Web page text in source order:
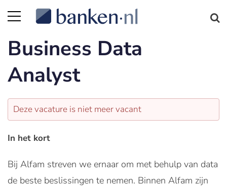
Business Data
Analyst
Deze vacature is niet meer vacant
In het kort
Bij Alfam streven we ernaar om met behulp van data
de beste beslissingen te nemen. Binnen Alfam zijn